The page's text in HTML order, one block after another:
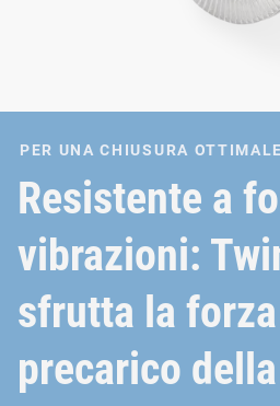
PER UNA CHIUSURA OTTIMALE
Resistente a
vibrazioni:
sfrutta la
precarico